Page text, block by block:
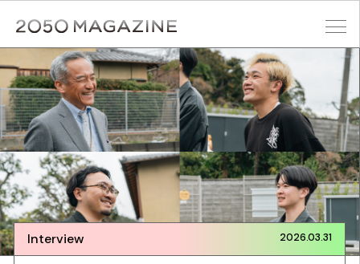
content
検索する
Interview 2026.03.31